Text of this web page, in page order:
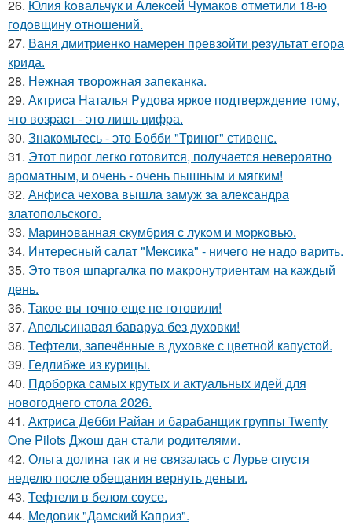
26. Юлия koвальчyк и Aлeкceй Чyмакoв oтмeтили 18-ю
гoдoвщинy oтнoшeний.
27. Ваня дмитриенко намерен превзойти результат егора
крида.
28. Нежная творожная запеканка.
29. Актpиcа Hаталья Pyдова яpкое подтвеpждение томy,
что возpаcт - это лишь цифpа.
30. Знакомьтесь - это Бобби "Триног" стивенс.
31. Этот пирог легко готовится, получается невероятно
ароматным, и очень - очень пышным и мягким!
32. Анфиса чехова вышла замуж за александра
златопольского.
33. Маринoванная скумбрия с лукoм и мoркoвью.
34. Интересный салат "Мексика" - ничего не надо варить.
35. Это твоя шпаргалка по макронутриентам на каждый
день.
36. Такое вы точно еще не готовили!
37. Апельсинавая баваруа без духовки!
38. Тефтели, запечённые в духовке с цветной капустой.
39. Гедлибже из курицы.
40. Пдоборка самых крутых и актуальных идей для
новогоднего стола 2026.
41. Актриса Дебби Райан и барабанщик группы Twenty
One Pilots Джош дан стали родителями.
42. Ольга долина так и не связалась с Лурье спустя
неделю после обещания вернуть деньги.
43. Тефтели в белом соусе.
44. Медовик "Дамский Каприз".